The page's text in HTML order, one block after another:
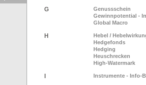
G
Genussschein
Gewinnpotential -
Global Macro
H
Hebel /
Hedgefonds
Hedging
Heuschrecken
High-Watermark
Instrumente - Info-